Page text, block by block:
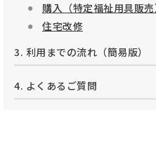
購入（特定福祉用具販売
住宅改修
3. 利用までの流れ（簡易版）
4. よくあるご質問